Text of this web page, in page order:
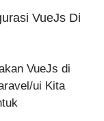
VueJs Di
VueJs di
ui Kita